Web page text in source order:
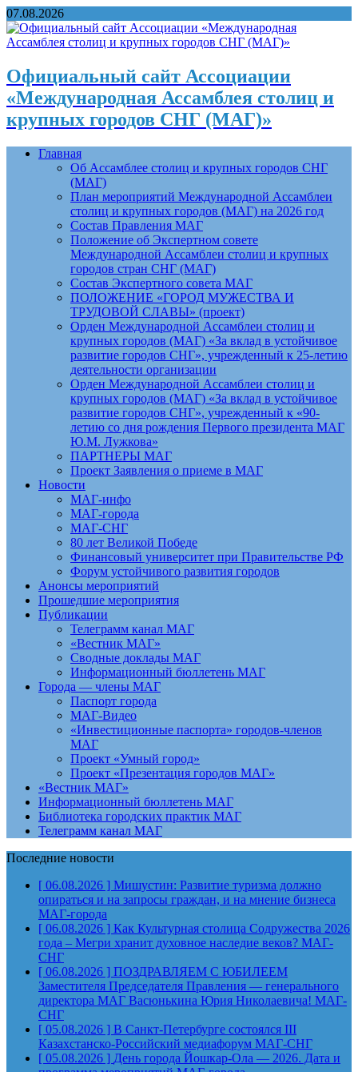
07.08.2026
Официальный сайт Ассоциации
«Международная Ассамблея столиц и
крупных городов СНГ (МАГ)»
Главная
Об Ассамблее столиц и крупных городов СНГ
(МАГ)
План мероприятий Международной Ассамблеи
столиц и крупных городов (МАГ) на 2026 год
Состав Правления МАГ
Положение об Экспертном совете
Международной Ассамблеи столиц и крупных
городов стран СНГ (МАГ)
Состав Экспертного совета МАГ
ПОЛОЖЕНИЕ «ГОРОД МУЖЕСТВА И
ТРУДОВОЙ СЛАВЫ» (проект)
Орден Международной Ассамблеи столиц и
крупных городов (МАГ) «За вклад в устойчивое
развитие городов СНГ», учрежденный к 25-летию
деятельности организации
Орден Международной Ассамблеи столиц и
крупных городов (МАГ) «За вклад в устойчивое
развитие городов СНГ», учрежденный к «90-
летию со дня рождения Первого президента МАГ
Ю.М. Лужкова»
ПАРТНЕРЫ МАГ
Проект Заявления о приеме в МАГ
Новости
МАГ-инфо
МАГ-города
МАГ-СНГ
80 лет Великой Победе
Финансовый университет при Правительстве РФ
Форум устойчивого развития городов
Анонсы мероприятий
Прошедшие мероприятия
Публикации
Телеграмм канал МАГ
«Вестник МАГ»
Сводные доклады МАГ
Информационный бюллетень МАГ
Города — члены МАГ
Паспорт города
МАГ-Видео
«Инвестиционные паспорта» городов-членов
МАГ
Проект «Умный город»
Проект «Презентация городов МАГ»
«Вестник МАГ»
Информационный бюллетень МАГ
Библиотека городских практик МАГ
Телеграмм канал МАГ
Последние новости
[ 06.08.2026 ] Мишустин: Развитие туризма должно
опираться и на запросы граждан, и на мнение бизнеса
МАГ-города
[ 06.08.2026 ] Как Культурная столица Содружества 2026
года – Мегри хранит духовное наследие веков? МАГ-
СНГ
[ 06.08.2026 ] ПОЗДРАВЛЯЕМ С ЮБИЛЕЕМ
Заместителя Председателя Правления — генерального
директора МАГ Васюнькина Юрия Николаевича! МАГ-
СНГ
[ 05.08.2026 ] В Санкт-Петербурге состоялся III
Казахстанско-Российский медиафорум МАГ-СНГ
[ 05.08.2026 ] День города Йошкар-Ола — 2026. Дата и